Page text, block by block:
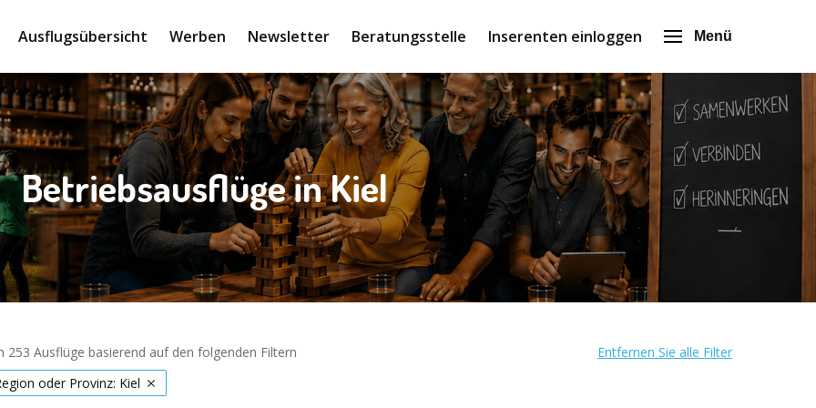
Ausflugsübersicht Werben Newsletter Beratungsstelle Inserenten einloggen Menü
Betriebsausflüge in Kiel
253 Ausflüge basierend auf den folgenden Filtern
Entfernen Sie alle Filter
oder Provinz: Kiel